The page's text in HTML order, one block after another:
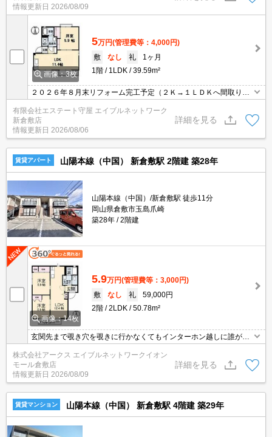
情報更新日 2026/08/09
画像：3枚
5万円(管理費等：4,000円)
敷
なし 礼
1ヶ月
1階
1LDK 39.59m²
２０２６年８月末リフォーム完工予定（２Ｋ→１ＬＤＫへ間取り変
更）、システムキッチン・洗面化粧台・トイレ交換
有限会社エステート守屋 エイブルネットワーク
新倉敷店
情報更新日 2026/08/06
詳細を見る
賃貸アパート 山陽本線（中国） 新倉敷駅 2階建 築28年
山陽本線（中国）/新倉敷駅 徒歩11分
岡山県倉敷市玉島爪崎
築28年
2階建
画像：14枚
5.9万円(管理費等：3,000円)
敷
なし 礼
59,000円
2階
2LDK 50.78m²
玄関先まで覗き穴を覗きに行かなくてもインターホン越しに誰が来
たのかを確認できます。独立洗面台を採用しているので、歯ブラシ
やドライヤーなどをまとめて収納できます。収納はシューズボック
ス・押入など豊富なので、衣類や履き物の整理がしやすく便利で
す。徒歩11分で駅へのアクセスができる物件です。
株式会社アークス エイブルネットワークイオン
モール倉敷店
情報更新日 2026/08/09
詳細を見る
賃貸マンション 山陽本線（中国） 新倉敷駅 4階建 築29年